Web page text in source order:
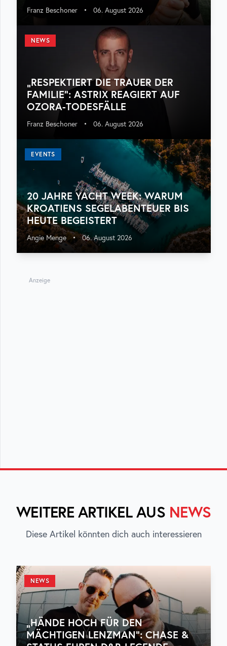
Franz Beschoner • 06. August 2026
NEWS
„RESPEKTIERT DIE TRAUER DER
FAMILIE“: ASTRIX REAGIERT AUF
OZORA-TODESFÄLLE
Franz Beschoner • 06. August 2026
EVENTS
20 JAHRE YACHT WEEK: WARUM
KROATIENS SEGELABENTEUER BIS
HEUTE BEGEISTERT
Angie Menge • 06. August 2026
Anzeige
WEITERE ARTIKEL AUS NEWS
Diese Artikel könnten dich auch interessieren
NEWS
„HÄNDE HOCH FÜR DEN
MÄCHTIGEN LENZMAN“: CHASE &